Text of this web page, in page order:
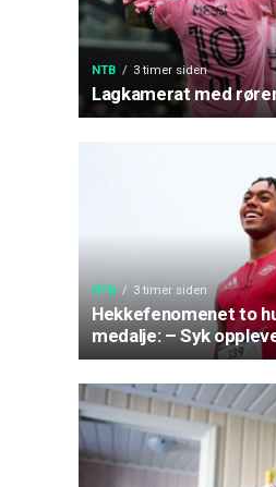
NTB 3 timer siden
Lagkamerat med
NTB 3 timer siden
Hekkefenomenet to
medalje: – Syk